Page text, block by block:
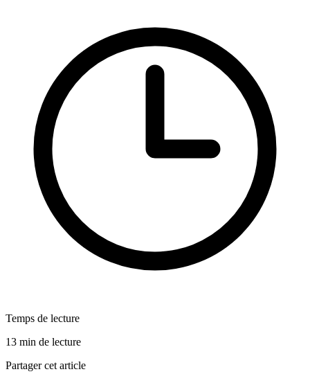
Temps de lecture
13 min de lecture
Partager cet article